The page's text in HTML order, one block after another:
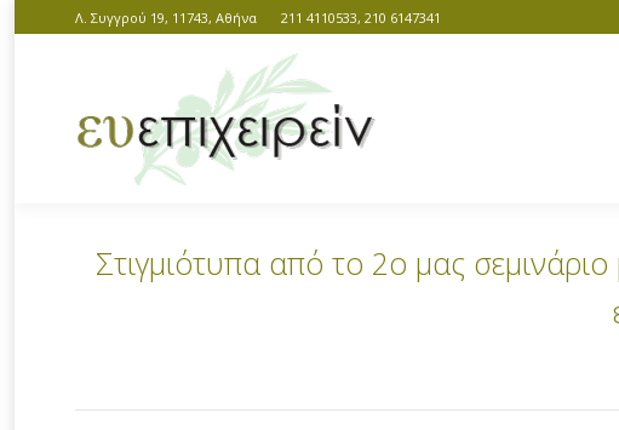
Λ. Συγγρού 19, 11743, Αθήνα 211 4110533, 210 6147341
Στιγμιότυπα από το 2ο μας